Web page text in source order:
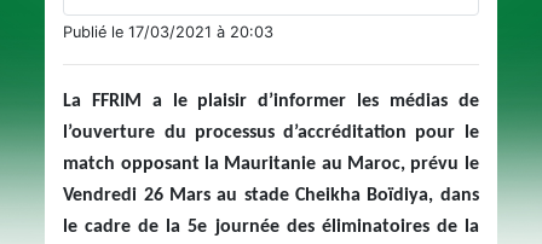
Publié le 17/03/2021 à 20:03
La FFRIM a le plaisir d’informer les médias de
l’ouverture du processus d’accréditation pour le
match opposant la Mauritanie au Maroc, prévu le
Vendredi 26 Mars au stade Cheikha Boïdiya, dans
le cadre de la 5e journée des éliminatoires de la